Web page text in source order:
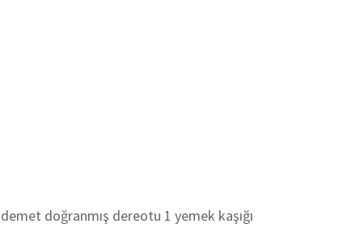
doğranmış dereotu 1 yemek kaşığı